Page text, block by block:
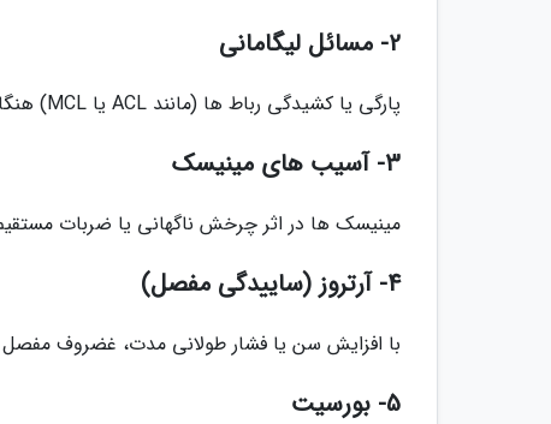
2- مسائل لیگامانی
پارگی یا کشیدگی رباط ها (مانند ACL یا MCL) هنگام پیچ خوردگی، سقوط یا ضربه ناگهانی رخ می دهد.
3- آسیب های مینیسک
مینیسک ها در اثر چرخش ناگهانی یا ضربات
4- آرتروز (ساییدگی مفصل)
با افزایش سن یا فشار طولانی مدت، غضروف مفصل
5- بورسیت